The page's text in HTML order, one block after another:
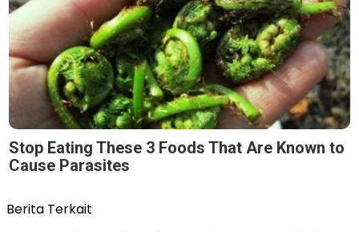
Stop Eating These 3 Foods That Are Known to
Cause Parasites
Berita Terkait